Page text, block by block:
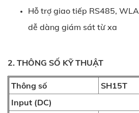
Hỗ trợ giao tiếp RS485,
dễ dàng giám sát từ xa
2. THÔNG SỐ KỸ THUẬT
Thông số SH15T
Input (DC)